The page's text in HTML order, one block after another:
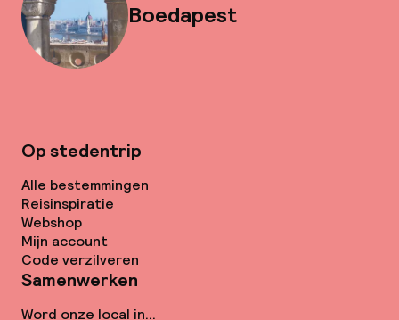
Boedapest
Op stedentrip
Alle bestemmingen
Reisinspiratie
Webshop
Mijn account
Code verzilveren
Samenwerken
Word onze local in...